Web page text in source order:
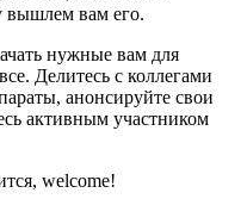
вышлем вам его.
нужные вам для
Делитесь с коллегами
анонсируйте свои
активным участником
welcome!